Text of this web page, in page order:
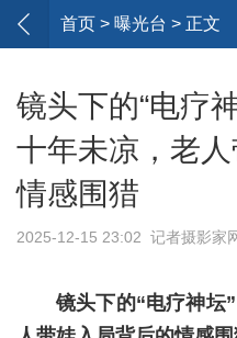
首页 > 曝光台 > 正文
镜头下的“电疗
十年未凉，老
情感围猎
2025-12-15 23:02 记者摄影
镜头下的“电疗神坛